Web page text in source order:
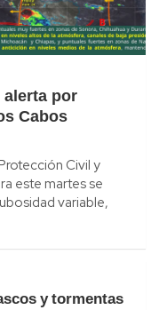
por
Cabos
Civil y
este martes se
variable,
y tormentas